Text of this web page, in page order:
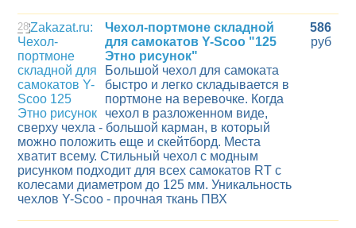
28
Чехол-портмоне складной
для самокатов Y-Scoo "125
Этно рисунок"
Большой чехол для самоката
быстро и легко складывается в
портмоне на веревочке. Когда
чехол в разложенном виде,
сверху чехла - большой карман, в который
можно положить еще и скейтборд. Места
хватит всему. Стильный чехол с модным
рисунком подходит для всех самокатов RT с
колесами диаметром до 125 мм. Уникальность
чехлов Y-Scoo - прочная ткань ПВХ
586
руб